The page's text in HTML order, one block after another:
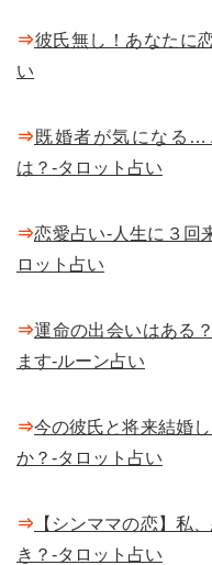
⇒彼氏無し！あなたに
い
⇒既婚者が気になる…
は？-タロット占い
⇒恋愛占い-人生に３回
ロット占い
⇒運命の出会いはある
ます-ルーン占い
⇒今の彼氏と将来結婚
か？-タロット占い
⇒ 【シンママの恋】私
き？-タロット占い